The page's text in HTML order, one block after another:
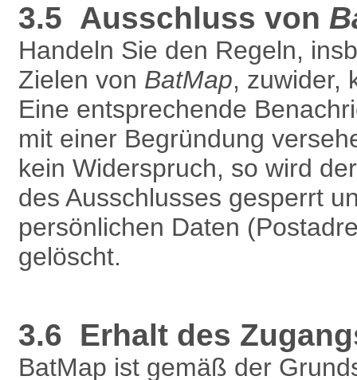
3.5 Ausschluss von
Handeln Sie den Regeln,
Zielen von BatMap, zuwider,
Eine entsprechende
mit einer Begründung
kein Widerspruch, so wird
des Ausschlusses gesperrt
persönlichen Daten
gelöscht.
3.6 Erhalt des
BatMap ist gemäß der